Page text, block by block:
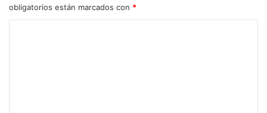
obligatorios están marcados con *